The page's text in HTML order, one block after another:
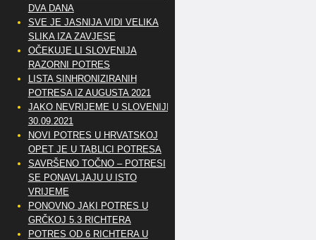
DVA DANA
SVE JE JASNIJA VIDI VELIKA
SLIKA IZA ZAVJESE
OČEKUJE LI SLOVENIJA
RAZORNI POTRES
LISTA SINHRONIZIRANIH
POTRESA IZ AUGUSTA 2021
JAKO NEVRIJEME U SLOVENIJI
30.09.2021
NOVI POTRES U HRVATSKOJ
OPET JE U TABLICI POTRESA
SAVRŠENO TOČNO – POTRESI
SE PONAVLJAJU U ISTO
VRIJEME
PONOVNO JAKI POTRES U
GRČKOJ 5.3 RICHTERA
POTRES OD 6 RICHTERA U